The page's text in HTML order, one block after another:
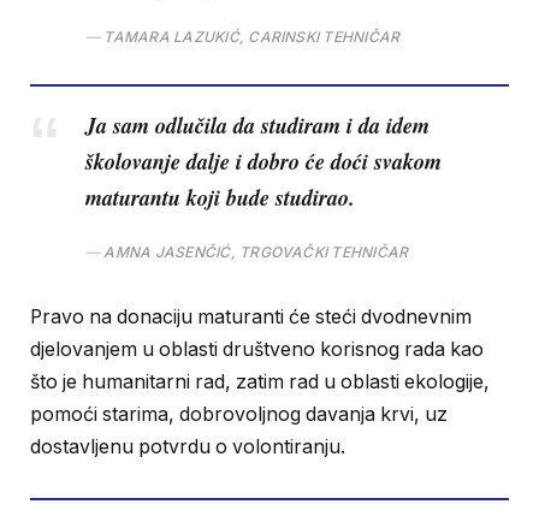
TAMARA LAZUKIĆ, CARINSKI TEHNIČAR
Ja sam odlučila da studiram i da idem
školovanje dalje i dobro će doći svakom
maturantu koji bude studirao.
AMNA JASENČIĆ, TRGOVAČKI TEHNIČAR
Pravo na donaciju maturanti će steći dvodnevnim
djelovanjem u oblasti društveno korisnog rada kao
što je humanitarni rad, zatim rad u oblasti ekologije,
pomoći starima, dobrovoljnog davanja krvi, uz
dostavljenu potvrdu o volontiranju.